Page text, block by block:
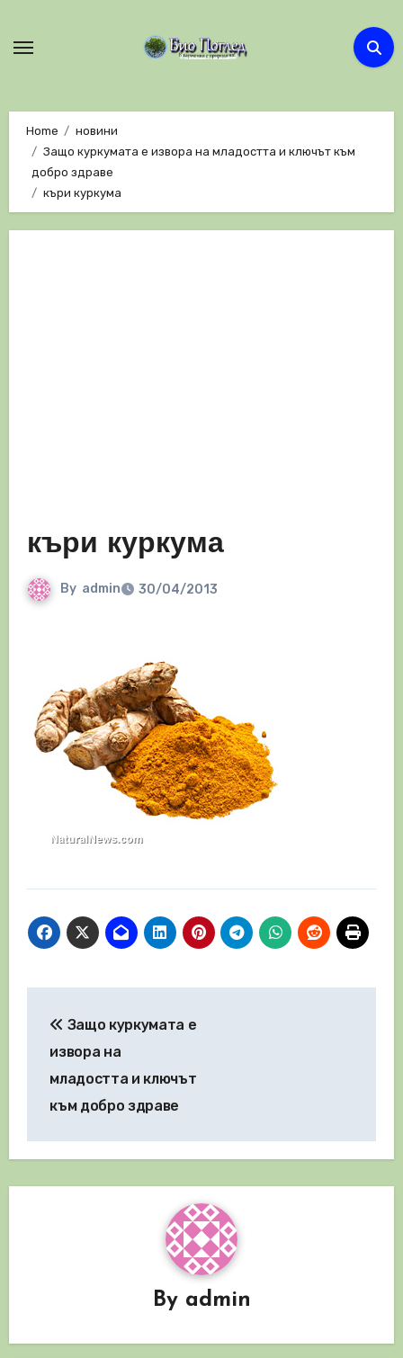
Home
новини
Защо куркумата е извора на младостта и ключът към
добро здраве
къри куркума
къри куркума
By admin 30/04/2013
Защо куркумата е
извора на
младостта и ключът
към добро здраве
By admin